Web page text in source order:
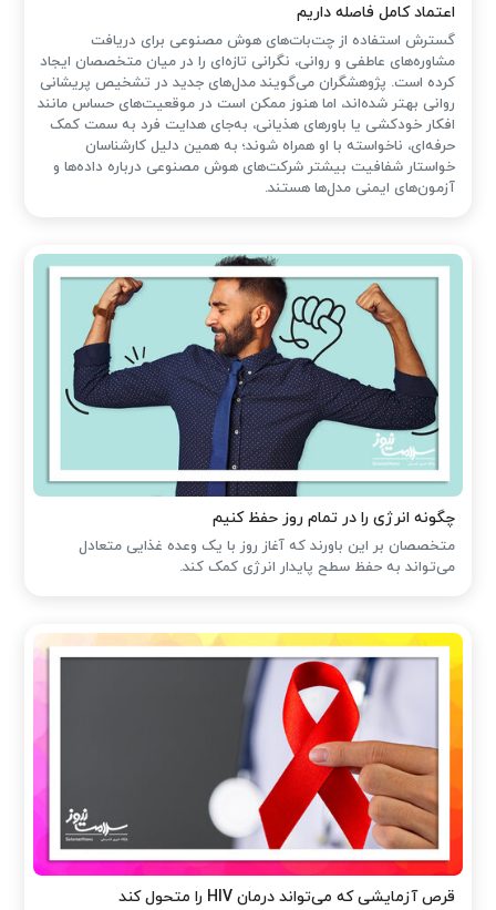
اعتماد کامل فاصله داریم
گسترش استفاده از چت‌بات‌های هوش مصنوعی برای دریافت
مشاوره‌های عاطفی و روانی، نگرانی تازه‌ای را در میان متخصصان ایجاد
کرده است. پژوهشگران می‌گویند مدل‌های جدید در تشخیص پریشانی
روانی بهتر شده‌اند، اما هنوز ممکن است در موقعیت‌های حساس مانند
افکار خودکشی یا باورهای هذیانی، به‌جای هدایت فرد به سمت کمک
حرفه‌ای، ناخواسته با او همراه شوند؛ به همین دلیل کارشناسان
خواستار شفافیت بیشتر شرکت‌های هوش مصنوعی درباره داده‌ها و
آزمون‌های ایمنی مدل‌ها هستند.
چگونه انرژی را در تمام روز حفظ کنیم
متخصصان بر این باورند که آغاز روز با یک وعده غذایی متعادل
می‌تواند به حفظ سطح پایدار انرژی کمک کند.
قرص آزمایشی که می‌تواند درمان HIV را متحول کند